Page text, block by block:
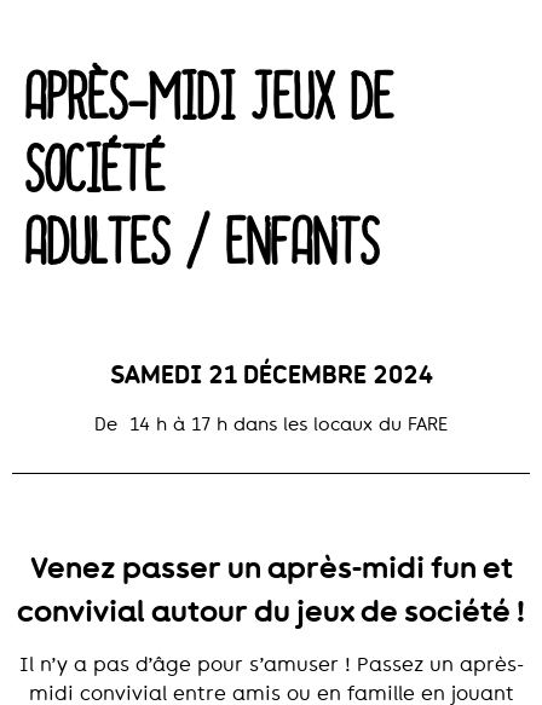
APRÈS-MIDI JEUX DE
SOCIÉTÉ
ADULTES / ENFANTS
SAMEDI 21 DÉCEMBRE 2024
De 14 h à 17 h dans les locaux du FARE
Venez passer un après-midi fun et
convivial autour du jeux de société !
Il n’y a pas d’âge pour s’amuser ! Passez un après-
midi convivial entre amis ou en famille en jouant